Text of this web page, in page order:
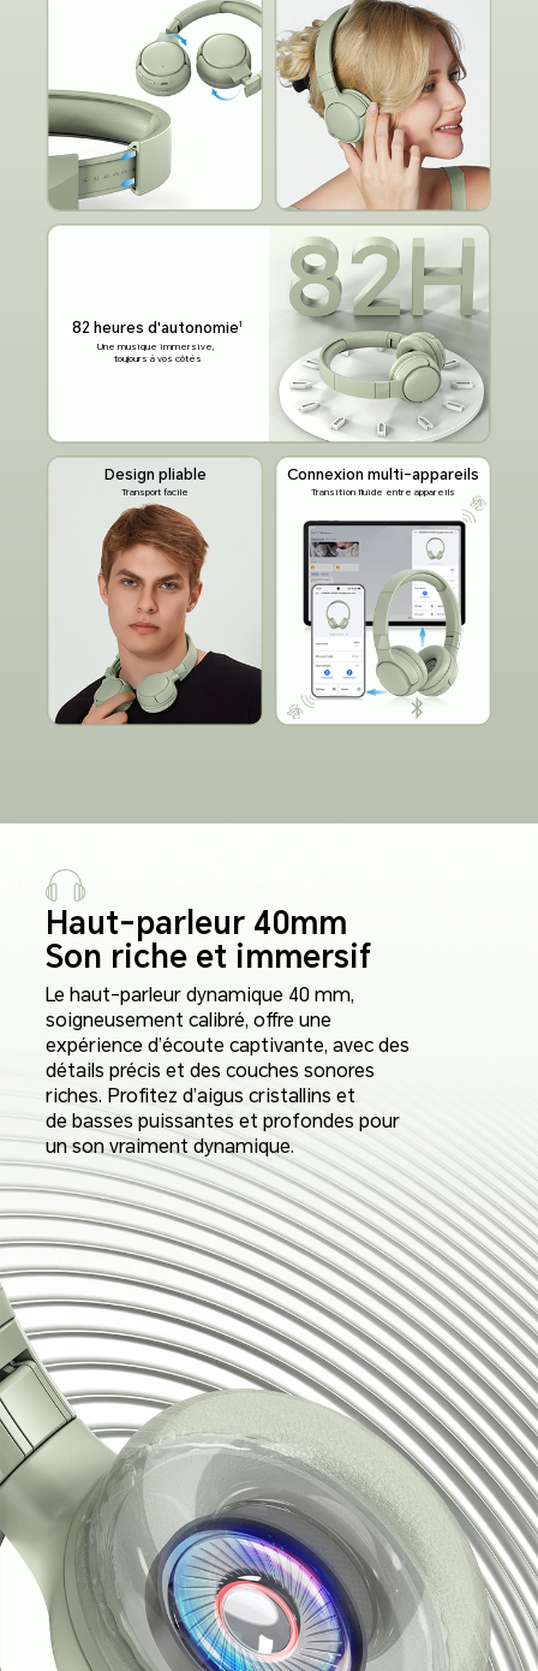
82 heures d'autonomie1
Une musique immersive,
toujours à vos côtés
Design pliable
Transport facile
Connexion multi-appareils
Transition fluide entre appareils
Haut-parleur 40mm
Son riche et immersif
Le haut-parleur dynamique 40 mm,
soigneusement calibré, offre une
expérience d’écoute captivante, avec des
détails précis et des couches sonores
riches. Profitez d’aigus cristallins et
de basses puissantes et profondes pour
un son vraiment dynamique.